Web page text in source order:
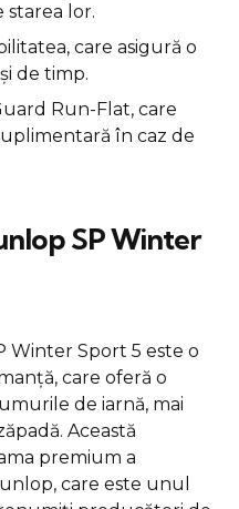
starea lor.
care asigură o
de timp.
Run-Flat, care
în caz de
SP Winter
Winter Sport 5 este o
care oferă o
de iarnă, mai
Această
premium a
care este unul